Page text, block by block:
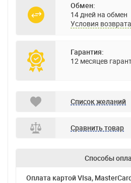
Обмен:
14 дней на обмен
Условия возврата
Гарантия:
12 месяцев
Список желаний
Сравнить товар
Способы
Оплата картой VIsa,